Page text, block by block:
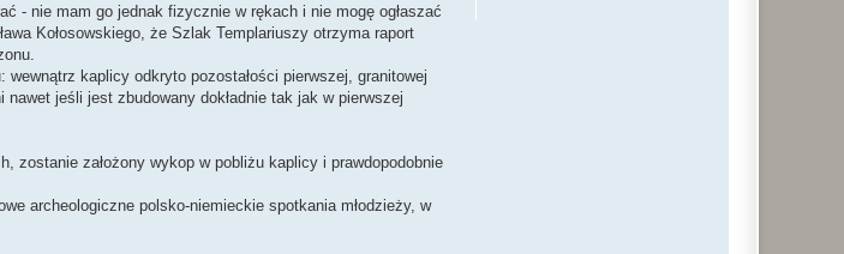
- nie mam go jednak fizycznie w rękach i nie mogę ogłaszać
Kołosowskiego, że Szlak Templariuszy otrzyma raport
kaplicy odkryto pozostałości pierwszej, granitowej
jeśli jest zbudowany dokładnie tak jak w pierwszej
zostanie założony wykop w pobliżu kaplicy i prawdopodobnie
archeologiczne polsko-niemieckie spotkania młodzieży, w